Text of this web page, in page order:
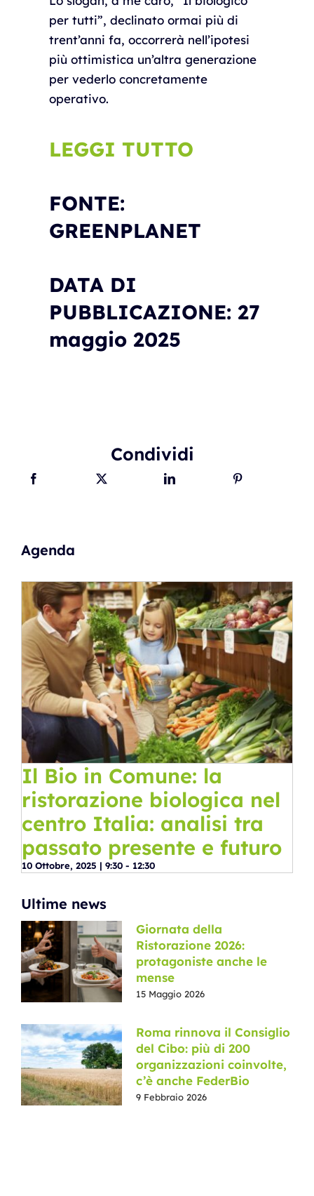
per tutti”, declinato ormai più di
trent’anni fa, occorrerà nell’ipotesi
più ottimistica un’altra generazione
per vederlo concretamente
operativo.
LEGGI TUTTO
FONTE:
GREENPLANET
DATA DI
PUBBLICAZIONE: 27
maggio 2025
Condividi
Agenda
Il Bio in Comune: la
ristorazione biologica nel
centro Italia: analisi tra
passato presente e futuro
10 Ottobre, 2025 | 9:30 - 12:30
Ultime news
Giornata della
Ristorazione 2026:
protagoniste anche le
mense
15 Maggio 2026
Roma rinnova il Consiglio
del Cibo: più di 200
organizzazioni coinvolte,
c’è anche FederBio
9 Febbraio 2026